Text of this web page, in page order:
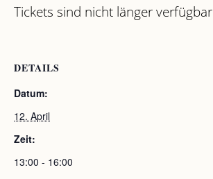
DETAILS
Datum:
12. April
Zeit:
13:00 - 16:00
Tickets sind nicht länger verfügbar